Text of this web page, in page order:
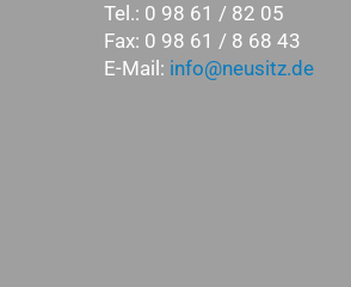
Tel.: 0 98 61 / 82 05
Fax: 0 98 61 / 8 68 43
E-Mail: info@neusitz.de